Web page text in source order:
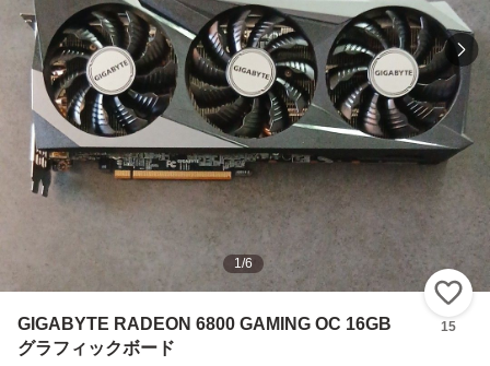
1/6
GIGABYTE RADEON 6800 GAMING OC 16GB
グラフィックボード
15